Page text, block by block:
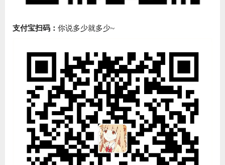
支付宝扫码： 你说多少就多少~